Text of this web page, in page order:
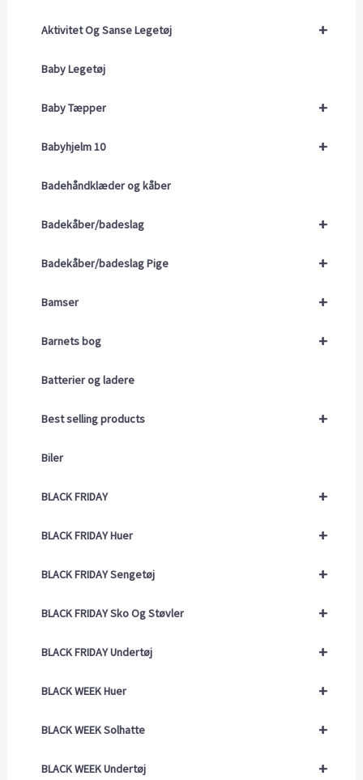
+
Aktivitet Og Sanse Legetøj
Baby Legetøj
+
Baby Tæpper
+
Babyhjelm 10
Badehåndklæder og kåber
+
Badekåber/badeslag
+
Badekåber/badeslag Pige
+
Bamser
+
Barnets bog
Batterier og ladere
+
Best selling products
Biler
+
BLACK FRIDAY
+
BLACK FRIDAY Huer
+
BLACK FRIDAY Sengetøj
+
BLACK FRIDAY Sko Og Støvler
+
BLACK FRIDAY Undertøj
+
BLACK WEEK Huer
+
BLACK WEEK Solhatte
+
BLACK WEEK Undertøj